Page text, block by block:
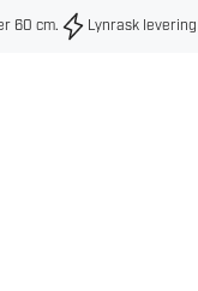
60 cm. Lynrask levering